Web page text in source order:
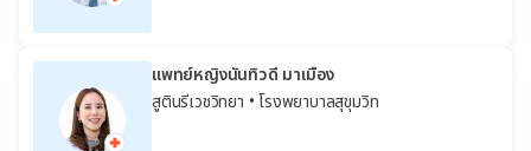
แพทย์หญิงนันทิวดี มาเมือง
สูตินรีเวชวิทยา • โรงพยาบาลสุขุมวิท